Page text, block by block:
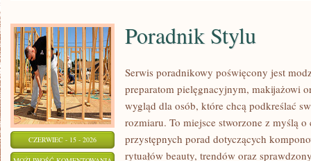
CZERWIEC - 15 - 2026
Poradnik Stylu
Serwis poradnikowy poświęcony jest
preparatom pielęgnacyjnym, makijażowi
wygląd dla osób, które chcą podkreślać
rozmiaru. To miejsce stworzone z myślą
przystępnych porad dotyczących
rytuałów beauty, trendów oraz